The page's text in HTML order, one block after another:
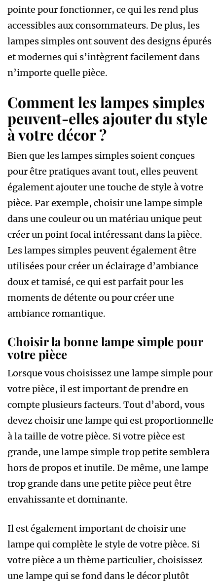
pointe pour fonctionner, ce qui les rend plus
accessibles aux consommateurs. De plus, les
lampes simples ont souvent des designs épurés
et modernes qui s’intègrent facilement dans
n’importe quelle pièce.
Comment les lampes simples
peuvent-elles ajouter du style
à votre décor ?
Bien que les lampes simples soient conçues
pour être pratiques avant tout, elles peuvent
également ajouter une touche de style à votre
pièce. Par exemple, choisir une lampe simple
dans une couleur ou un matériau unique peut
créer un point focal intéressant dans la pièce.
Les lampes simples peuvent également être
utilisées pour créer un éclairage d’ambiance
doux et tamisé, ce qui est parfait pour les
moments de détente ou pour créer une
ambiance romantique.
Choisir la bonne lampe simple pour
votre pièce
Lorsque vous choisissez une lampe simple pour
votre pièce, il est important de prendre en
compte plusieurs facteurs. Tout d’abord, vous
devez choisir une lampe qui est proportionnelle
à la taille de votre pièce. Si votre pièce est
grande, une lampe simple trop petite semblera
hors de propos et inutile. De même, une lampe
trop grande dans une petite pièce peut être
envahissante et dominante.
Il est également important de choisir une
lampe qui complète le style de votre pièce. Si
votre pièce a un thème particulier, choisissez
une lampe qui se fond dans le décor plutôt